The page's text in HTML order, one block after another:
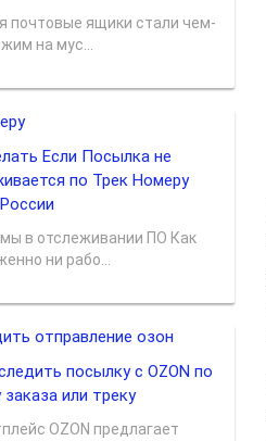
почтовые ящики стали чем-
на мус...
Если Посылка не
по Трек Номеру
в отслеживании ПО Как
ни рабо...
посылку с OZON по
или треку
OZON предлагает